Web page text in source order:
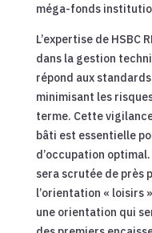
méga-fonds
L’expertise de HSBC
dans la gestion
répond aux
minimisant les
terme. Cette
bâti est essentielle
d’occupation
sera scrutée de près
l’orientation « loisirs
une orientation qui